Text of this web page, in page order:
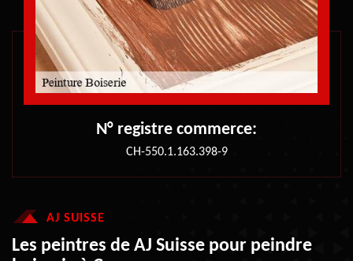
N° registre commerce:
CH-550.1.163.398-9
AJ SUISSE
Les peintres de AJ Suisse pour peindre